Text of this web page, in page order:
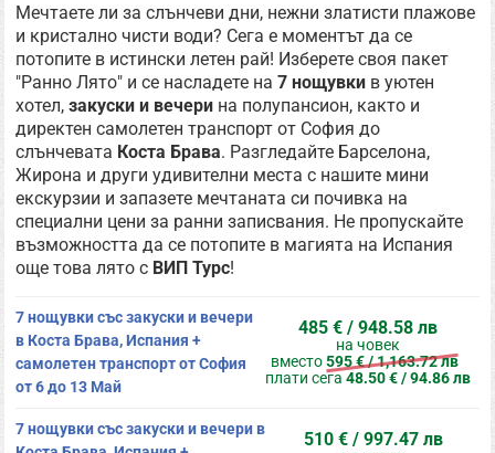
Мечтаете ли за слънчеви дни, нежни златисти плажове
и кристално чисти води? Сега е моментът да се
потопите в истински летен рай! Изберете своя пакет
"Ранно Лято" и се насладете на7 нощувки в уютен
хотел,закуски и вечери на полупансион, както и
директен самолетен транспорт от София до
слънчевата Коста Брава. Разгледайте Барселона,
Жирона и други удивителни места с нашите мини
екскурзии и запазете мечтаната си почивка на
специални цени за ранни записвания. Не пропускайте
възможността да се потопите в магията на Испания
още това лято с ВИП Турс!
7 нощувки със закуски и вечери
в Коста Брава, Испания +
самолетен транспорт от София
от 6 до 13 Май
485 € / 948.58 лв
на човек
вместо595 € / 1,163.72 лв
плати сега 48.50 € / 94.86 лв
7 нощувки със закуски и вечери в
510 € / 997.47 лв